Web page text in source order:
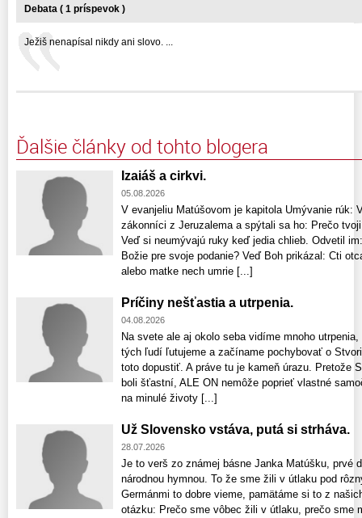
Debata ( 1 príspevok )
Ježiš nenapísal nikdy ani slovo. ...
Ďalšie články od tohto blogera
Izaiáš a cirkvi.
05.08.2026
V evanjeliu Matúšovom je kapitola Umývanie rúk:
zákonníci z Jeruzalema a spýtali sa ho: Prečo
Veď si neumývajú ruky keď jedia chlieb. Odvetil
Božie pre svoje podanie? Veď Boh prikázal: Cti
alebo matke nech umrie [...]
Príčiny nešťastia a utrpenia.
04.08.2026
Na svete ale aj okolo seba vidíme mnoho
tých ľudí ľutujeme a začíname pochybovať o
toto dopustiť. A práve tu je kameň úrazu. Pretože
boli šťastní, ALE ON nemôže poprieť vlastné
na minulé životy [...]
Už Slovensko vstáva, putá si strháva.
28.07.2026
Je to verš zo známej básne Janka Matúšku, prvé
národnou hymnou. To že sme žili v útlaku pod
Germánmi to dobre vieme, pamätáme si to z
otázku: Prečo sme vôbec žili v útlaku, prečo sme